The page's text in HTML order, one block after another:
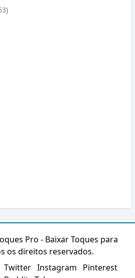
Pro - Baixar Toques para
os direitos reservados.
Twitter Instagram
Pinterest